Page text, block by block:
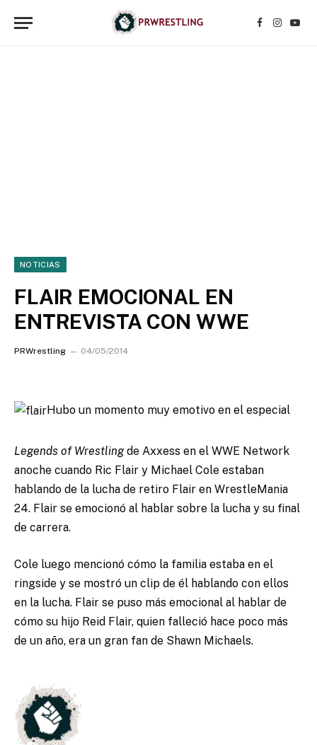
Facebook
NOTICIAS
FLAIR EMOCIONAL EN
ENTREVISTA CON WWE
PRWrestling 04/05/2014
Hubo un momento muy emotivo en el especial
Legends of Wrestlingde Axxess en el WWE Network
anoche cuando Ric Flair y Michael Cole estaban
hablando de la lucha de retiro Flair en WrestleMania
24. Flair se emocionó al hablar sobre la lucha y su final
de carrera.
Cole luego mencionó cómo la familia estaba en el
ringside y se mostró un clip de él hablando con ellos
en la lucha. Flair se puso más emocional al hablar de
cómo su hijo Reid Flair, quien falleció hace poco más
de un año, era un gran fan de Shawn Michaels.